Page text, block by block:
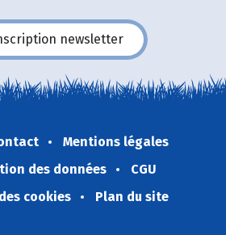
newsletter
Mentions légales
des données
CGU
cookies
Plan du site